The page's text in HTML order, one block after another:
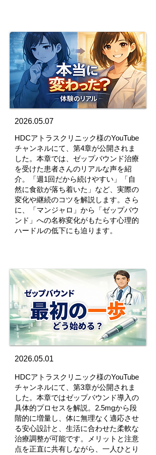
2026.05.07
HDCアトラスクリニック様のYouTube
チャンネルにて、第4章が公開されま
した。本章では、ゼップバウンド治療
を受けた患者さんのリアルな声を紹
介。「週1回だから続けやすい」「自
然に食欲が落ち着いた」など、実際の
変化や継続のコツを解説します。さら
に、「マンジャロ」から「ゼップバウ
ンド」への名称変化がもたらす心理的
ハードルの低下にも迫ります。
2026.05.01
HDCアトラスクリニック様のYouTube
チャンネルにて、第3章が公開されま
した。本章ではゼップバウンド導入の
具体的プロセスを解説。2.5mgから段
階的に増量し、体に無理なく適応させ
る安心設計と、生活に合わせた柔軟な
治療調整が可能です。メリットと注意
点を正直に共有しながら、一人ひとり